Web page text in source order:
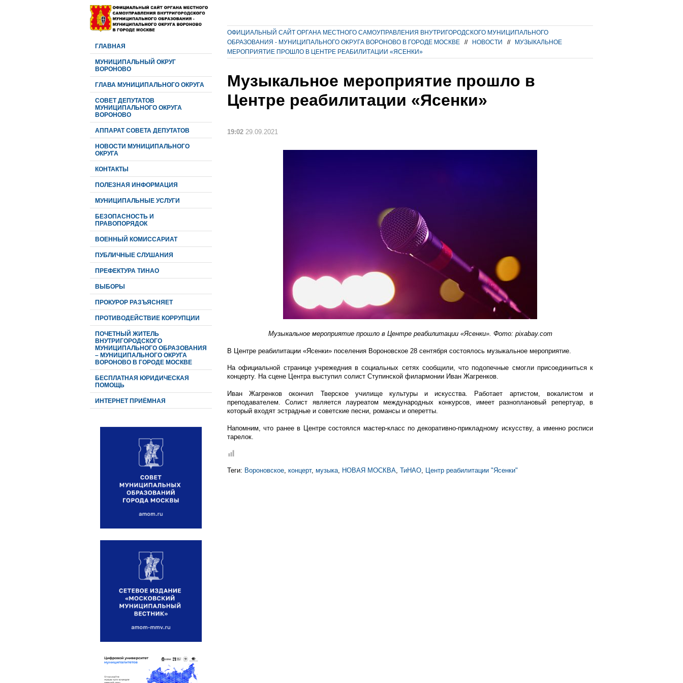
ГЛАВНАЯ
МУНИЦИПАЛЬНЫЙ ОКРУГ
ВОРОНОВО
ГЛАВА МУНИЦИПАЛЬНОГО ОКРУГА
CОВЕТ ДЕПУТАТОВ
МУНИЦИПАЛЬНОГО ОКРУГА
ВОРОНОВО
АППАРАТ СОВЕТА ДЕПУТАТОВ
НОВОСТИ МУНИЦИПАЛЬНОГО
ОКРУГА
КОНТАКТЫ
ПОЛЕЗНАЯ ИНФОРМАЦИЯ
МУНИЦИПАЛЬНЫЕ УСЛУГИ
БЕЗОПАСНОСТЬ И
ПРАВОПОРЯДОК
ВОЕННЫЙ КОМИССАРИАТ
ПУБЛИЧНЫЕ СЛУШАНИЯ
ПРЕФЕКТУРА ТИНАО
ВЫБОРЫ
ПРОКУРОР РАЗЪЯСНЯЕТ
ПРОТИВОДЕЙСТВИЕ КОРРУПЦИИ
ПОЧЕТНЫЙ ЖИТЕЛЬ
ВНУТРИГОРОДСКОГО
МУНИЦИПАЛЬНОГО ОБРАЗОВАНИЯ
– МУНИЦИПАЛЬНОГО ОКРУГА
ВОРОНОВО В ГОРОДЕ МОСКВЕ
БЕСПЛАТНАЯ ЮРИДИЧЕСКАЯ
ПОМОЩЬ
ИНТЕРНЕТ ПРИЁМНАЯ
ОФИЦИАЛЬНЫЙ САЙТ ОРГАНА МЕСТНОГО САМОУПРАВЛЕНИЯ ВНУТРИГОРОДСКОГО МУНИЦИПАЛЬНОГО
ОБРАЗОВАНИЯ - МУНИЦИПАЛЬНОГО ОКРУГА ВОРОНОВО В ГОРОДЕ МОСКВЕ
// НОВОСТИ //
МУЗЫКАЛЬНОЕ
МЕРОПРИЯТИЕ ПРОШЛО В ЦЕНТРЕ РЕАБИЛИТАЦИИ «ЯСЕНКИ»
Музыкальное мероприятие прошло в
Центре реабилитации «Ясенки»
19:02 29.09.2021
Музыкальное мероприятие прошло в Центре реабилитации «Ясенки». Фото: pixabay.com
В Центре реабилитации «Ясенки» поселения Вороновское 28 сентября состоялось музыкальное мероприятие.
На официальной странице учрежедния в социальных сетях сообщили, что подопечные смогли присоединиться к
концерту. На сцене Центра выступил солист Ступинской филармонии Иван Жагренков.
Иван Жагренков окончил Тверское училище культуры и искусства. Работает артистом, вокалистом и
преподавателем. Солист является лауреатом международных конкурсов, имеет разноплановый репертуар, в
который входят эстрадные и советские песни, романсы и оперетты.
Напомним, что ранее в Центре состоялся мастер-класс по декоративно-прикладному искусству, а именно росписи
тарелок.
Теги: Вороновское, концерт, музыка, НОВАЯ МОСКВА, ТиНАО, Центр реабилитации "Ясенки"